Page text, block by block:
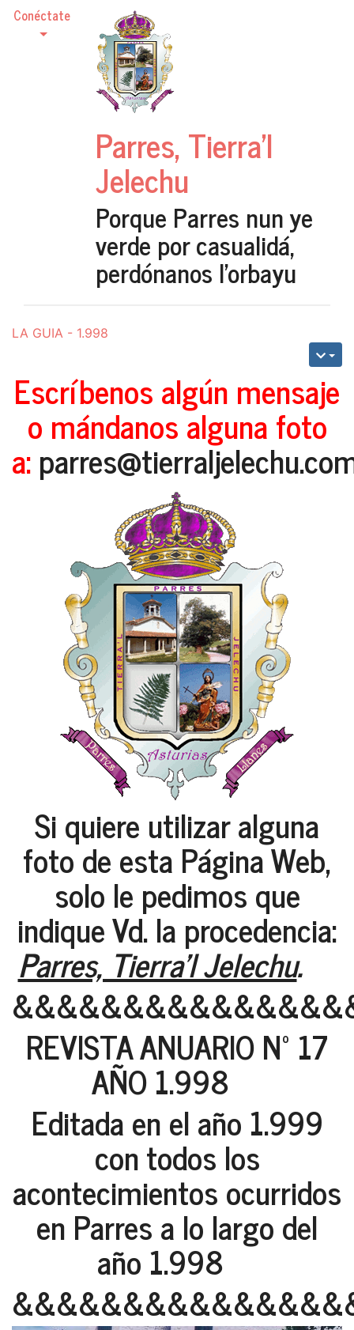
Conéctate
Parres, Tierra'l
Jelechu
Porque Parres nun ye
verde por casualidá,
perdónanos l'orbayu
LA GUIA - 1.998
Escríbenos algún mensaje
o mándanos alguna foto
a:
Si quiere utilizar alguna
foto de esta Página Web,
solo le pedimos que
indique Vd. la procedencia:
Parres, Tierra'l Jelechu.
REVISTA ANUARIO Nº 17
AÑO 1.998
Editada en el año 1.999
con todos los
acontecimientos ocurridos
en Parres a lo largo del
año 1.998